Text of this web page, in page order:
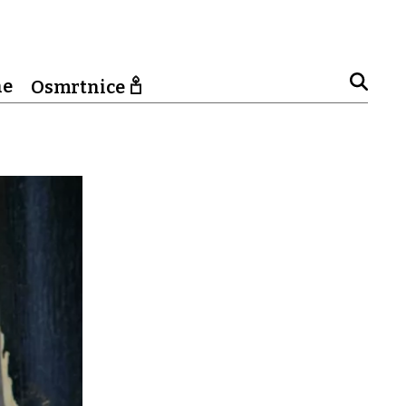
Osmrtnice